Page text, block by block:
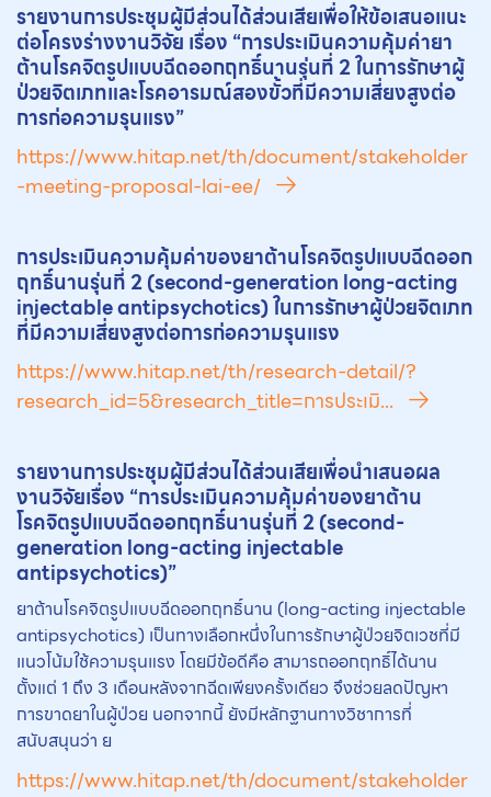
รายงานการประชุมผู้มีส่วนได้ส่วนเสียเพื่อให้ข้อเสนอแนะ
ต่อโครงร่างงานวิจัย เรื่อง “การประเมินความคุ้มค่ายา
ต้านโรคจิตรูปแบบฉีดออกฤทธิ์นานรุ่นที่ 2 ในการรักษาผู้
ป่วยจิตเภทและโรคอารมณ์สองขั้วที่มีความเสี่ยงสูงต่อ
การก่อความรุนแรง”
https://www.hitap.net/th/document/stakeholder
-meeting-proposal-lai-ee/
การประเมินความคุ้มค่าของยาต้านโรคจิตรูปแบบฉีดออก
ฤทธิ์นานรุ่นที่ 2 (second-generation long-acting
injectable antipsychotics) ในการรักษาผู้ป่วยจิตเภท
ที่มีความเสี่ยงสูงต่อการก่อความรุนแรง
https://www.hitap.net/th/research-detail/?
research_id=5&research_title=การประเมิ...
รายงานการประชุมผู้มีส่วนได้ส่วนเสียเพื่อนำเสนอผล
งานวิจัยเรื่อง “การประเมินความคุ้มค่าของยาต้าน
โรคจิตรูปแบบฉีดออกฤทธิ์นานรุ่นที่ 2 (second-
generation long-acting injectable
antipsychotics)”
ยาต้านโรคจิตรูปแบบฉีดออกฤทธิ์นาน (long-acting injectable
antipsychotics) เป็นทางเลือกหนึ่งในการรักษาผู้ป่วยจิตเวชที่มี
แนวโน้มใช้ความรุนแรง โดยมีข้อดีคือ สามารถออกฤทธิ์ได้นาน
ตั้งแต่ 1 ถึง 3 เดือนหลังจากฉีดเพียงครั้งเดียว จึงช่วยลดปัญหา
การขาดยาในผู้ป่วย นอกจากนี้ ยังมีหลักฐานทางวิชาการที่
สนับสนุนว่า ย
https://www.hitap.net/th/document/stakeholder